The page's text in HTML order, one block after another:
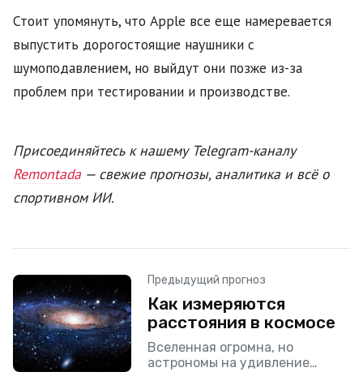
Стоит упомянуть, что Apple все еще намеревается
выпустить дорогостоящие наушники с
шумоподавлением, но выйдут они позже из-за
проблем при тестировании и производстве.
Присоединяйтесь к нашему Telegram-каналу
Remontada — свежие прогнозы, аналитика и всё о
спортивном ИИ.
Предыдущий прогноз
Как измеряются
расстояния в космосе
Вселенная огромна, но
астрономы на удивление